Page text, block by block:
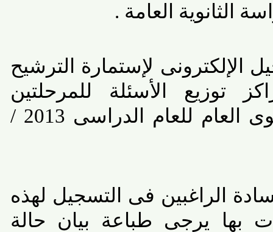
العامة .
لإستمارة الترشيح
توزيع الأسئلة للمرحلتين
الدبلومات الفنية والثانوى العام للعام الدراسى 2013 /
الراغبين فى التسجيل لهذه
بها يرجى طباعة بيان حالة